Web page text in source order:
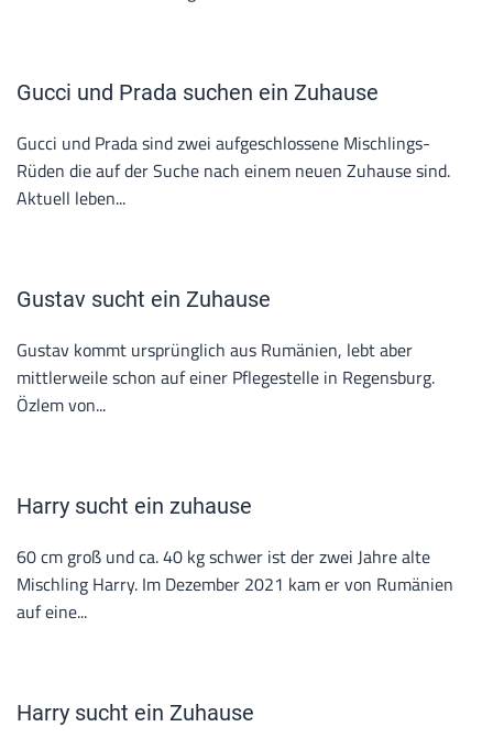
Gucci und Prada suchen ein Zuhause
Gucci und Prada sind zwei aufgeschlossene Mischlings-
Rüden die auf der Suche nach einem neuen Zuhause sind.
Aktuell leben...
Gustav sucht ein Zuhause
Gustav kommt ursprünglich aus Rumänien, lebt aber
mittlerweile schon auf einer Pflegestelle in Regensburg.
Özlem von...
Harry sucht ein zuhause
60 cm groß und ca. 40 kg schwer ist der zwei Jahre alte
Mischling Harry. Im Dezember 2021 kam er von Rumänien
auf eine...
Harry sucht ein Zuhause